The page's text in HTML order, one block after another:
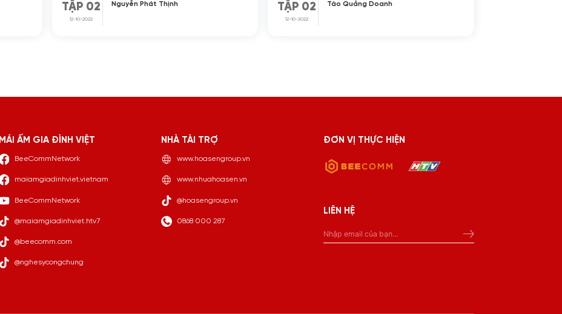
TẬP 02
12-10-2022
Nguyễn Phát Thịnh TẬP 02
12-10-2022
Tào Quảng Doanh
MÁI ẤM GIA ĐÌNH VIỆT
BeeCommNetwork
maiamgiadinhviet.vietnam
BeeCommNetwork
@maiamgiadinhviet.htv7
@beecomm.com
@nghesycongchung
NHÀ TÀI TRỢ
www.hoasengroup.vn
www.nhuahoasen.vn
@hoasengroup.vn
0868 000 287
ĐƠN VỊ THỰC HIỆN
LIÊN HỆ